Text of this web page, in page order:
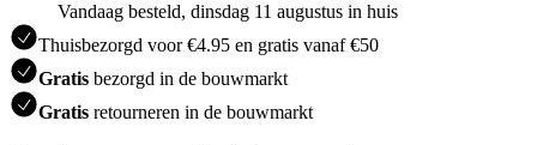
Vandaag besteld, dinsdag 11 augustus in huis
Thuisbezorgd voor €4.95 en gratis vanaf €50
Gratis bezorgd in de bouwmarkt
Gratis retourneren in de bouwmarkt